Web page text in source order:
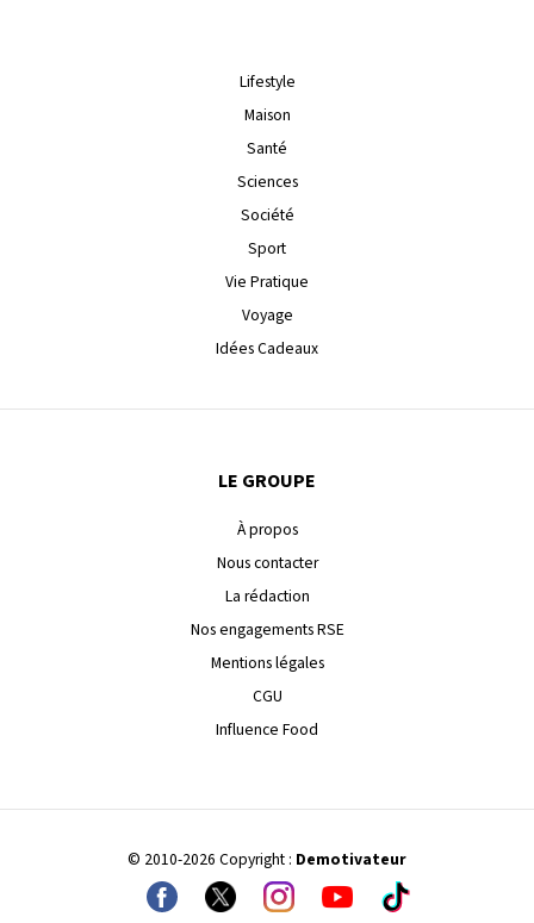
Lifestyle
Maison
Santé
Sciences
Société
Sport
Vie Pratique
Voyage
Idées Cadeaux
LE GROUPE
À propos
Nous contacter
La rédaction
Nos engagements RSE
Mentions légales
CGU
Influence Food
© 2010-2026 Copyright : Demotivateur